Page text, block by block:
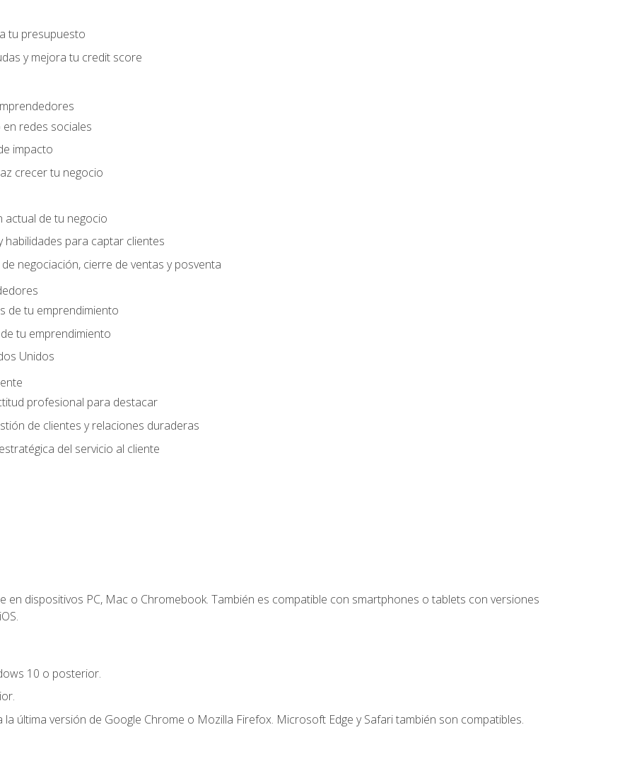
tu presupuesto
y mejora tu credit score
redes sociales
impacto
crecer tu negocio
actual de tu negocio
habilidades para captar clientes
negociación, cierre de ventas y posventa
de tu emprendimiento
tu emprendimiento
Unidos
profesional para destacar
de clientes y relaciones duraderas
del servicio al cliente
en dispositivos PC, Mac o Chromebook. También es compatible con smartphones o tablets con versiones
10 o posterior.
la última versión de Google Chrome o Mozilla Firefox. Microsoft Edge y Safari también son compatibles.